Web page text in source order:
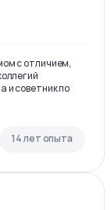
с отличием,
и советник по
14 лет опыта